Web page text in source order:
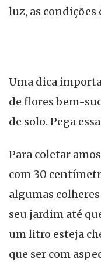
luz, as
Uma dica
de flores bem-
de solo. Pega
Para coletar
com 30
algumas
seu jardim até
um litro esteja
que ser com